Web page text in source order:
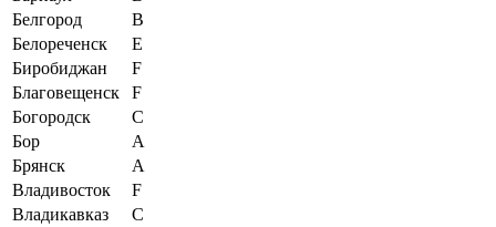
Белгород
B
Белореченск
E
Биробиджан
F
Благовещенск
F
Богородск
C
Бор
A
Брянск
A
Владивосток
F
Владикавказ
C